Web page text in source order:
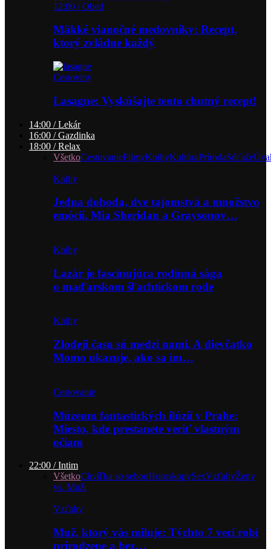
12:00 / Obed
Mäkké vianočné medovníky: Recept,
ktorý zvládne každý
Cestoviny
Lasagne: Vyskúšajte tento chutný recept!
14:00 / Lekár
16:00 / Gazdinka
18:00 / Relax
VšetkoCestovanieFilmyKnihyKultúraPrírodaSúťaže
Knihy
Jedna dohoda, dve tajomstvá a množstvo
emócií. Mia Sheridan a Graysonov…
Knihy
Lazár je fascinujúca rodinná sága
o maďarskom šľachtickom rode
Knihy
Zlodeji času sú medzi nami. A dievčatko
Momo ukazuje, ako sa im…
Cestovanie
Múzeum fantastických ilúzií v Prahe:
Miesto, kde prestanete veriť vlastným
očiam
22:00 / Intim
VšetkoChvíľka so sebouHoroskopySexVzťahyŽeny
vs. Muži
Vzťahy
Muž, ktorý vás miluje: Týchto 7 vecí robí
prirodzene a bez…